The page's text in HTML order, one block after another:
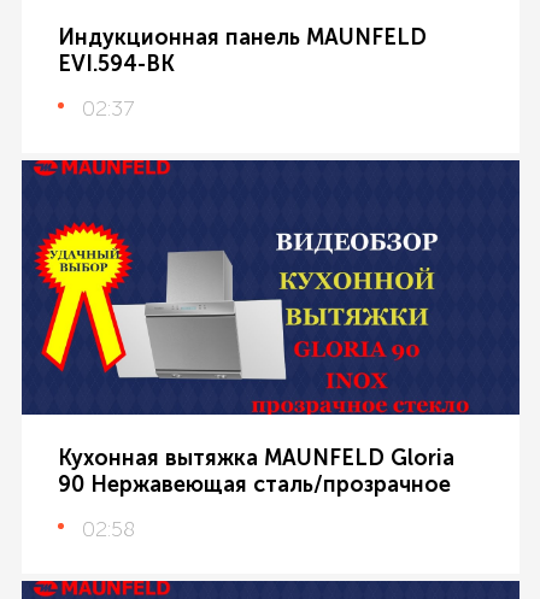
Индукционная панель MAUNFELD
EVI.594-BK
02:37
Кухонная вытяжка MAUNFELD Gloria
90 Нержавеющая сталь/прозрачное
02:58